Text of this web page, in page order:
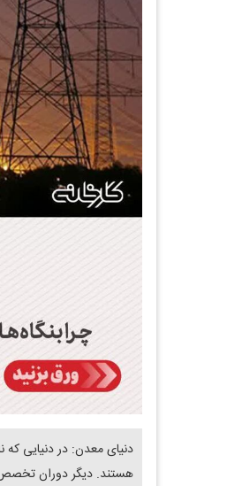
دنیای معدن: در دنیایی که
هستند. دیگر دوران